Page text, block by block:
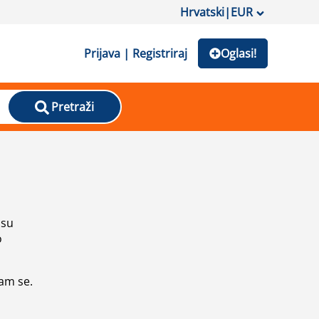
Hrvatski|EUR
Prijava | Registriraj Oglasi!
Pretraži
se.